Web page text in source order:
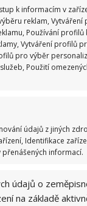
k informacím v
reklam,
Používání profilů
Vytváření profilů
pro výběr
Použití
údajů z jiných
Identifikace
informací.
údajů o
na základě
Pak vyrobte
hranolů a
připevněte k
také pomocí
sedlovou
.
měli pařeniště